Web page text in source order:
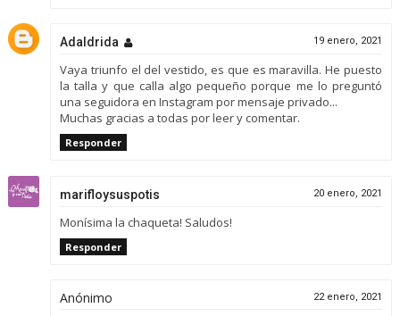
Adaldrida 19 enero, 2021
Vaya triunfo el del vestido, es que es maravilla. He puesto
la talla y que calla algo pequeño porque me lo preguntó
una seguidora en Instagram por mensaje privado...
Muchas gracias a todas por leer y comentar.
Responder
marifloysuspotis 20 enero, 2021
Monísima la chaqueta! Saludos!
Responder
Anónimo 22 enero, 2021